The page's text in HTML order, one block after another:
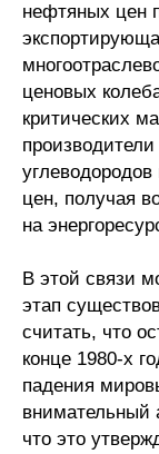
Ученый
О
нефтяных цен
ценовых
критических
цен, получая
на
В этой связи
этап
считать, что
конце 1980-х
падения
внимательный
что это